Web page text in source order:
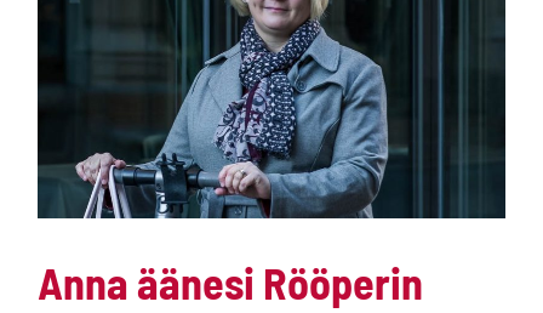
Anna äänesi Rööperin
helmille